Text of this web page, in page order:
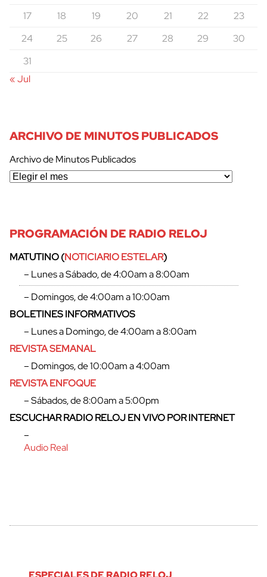
cerrar
17
18 19 20 21 22
23
24
25 26 27 28 29
30
31
« Jul
ARCHIVO DE MINUTOS PUBLICADOS
Archivo de Minutos Publicados
PROGRAMACIÓN DE RADIO RELOJ
MATUTINO (NOTICIARIO ESTELAR)
– Lunes a Sábado, de 4:00am a 8:00am
– Domingos, de 4:00am a 10:00am
BOLETINES INFORMATIVOS
– Lunes a Domingo, de 4:00am a 8:00am
REVISTA SEMANAL
– Domingos, de 10:00am a 4:00am
REVISTA ENFOQUE
– Sábados, de 8:00am a 5:00pm
ESCUCHAR RADIO RELOJ EN VIVO POR INTERNET
–
Audio Real